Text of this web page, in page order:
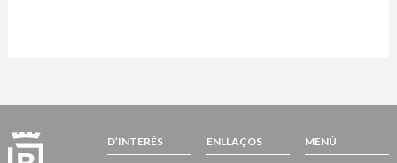
D’INTERÉS ENLLAÇOS MENÚ